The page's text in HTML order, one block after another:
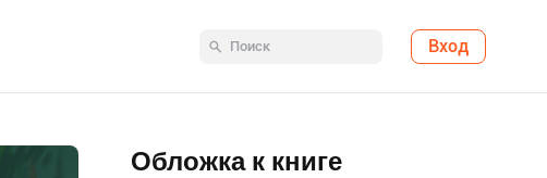
Вход
Обложка к книге